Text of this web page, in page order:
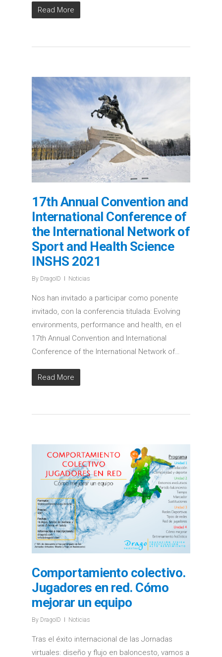
Read More
17th Annual Convention and
International Conference of
the International Network of
Sport and Health Science
INSHS 2021
By DragoID Noticias
Nos han invitado a participar como ponente
invitado, con la conferencia titulada: Evolving
environments, performance and health, en el
17th Annual Convention and International
Conference of the International Network of…
Read More
Comportamiento colectivo.
Jugadores en red. Cómo
mejorar un equipo
By DragoID Noticias
Tras el éxito internacional de las Jornadas
virtuales: diseño y flujo en baloncesto, vamos a